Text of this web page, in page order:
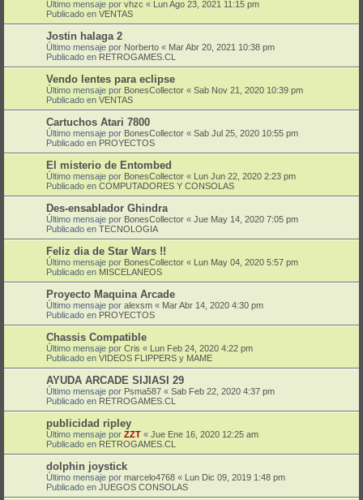
Último mensaje por vhzc « Lun Ago 23, 2021 11:15 pm
Publicado en VENTAS
Jostin halaga 2
Último mensaje por Norberto « Mar Abr 20, 2021 10:38 pm
Publicado en RETROGAMES.CL
Vendo lentes para eclipse
Último mensaje por BonesCollector « Sab Nov 21, 2020 10:39 pm
Publicado en VENTAS
Cartuchos Atari 7800
Último mensaje por BonesCollector « Sab Jul 25, 2020 10:55 pm
Publicado en PROYECTOS
El misterio de Entombed
Último mensaje por BonesCollector « Lun Jun 22, 2020 2:23 pm
Publicado en COMPUTADORES Y CONSOLAS
Des-ensablador Ghindra
Último mensaje por BonesCollector « Jue May 14, 2020 7:05 pm
Publicado en TECNOLOGIA
Feliz dia de Star Wars !!
Último mensaje por BonesCollector « Lun May 04, 2020 5:57 pm
Publicado en MISCELANEOS
Proyecto Maquina Arcade
Último mensaje por alexsm « Mar Abr 14, 2020 4:30 pm
Publicado en PROYECTOS
Chassis Compatible
Último mensaje por Cris « Lun Feb 24, 2020 4:22 pm
Publicado en VIDEOS FLIPPERS y MAME
AYUDA ARCADE SIJIASI 29
Último mensaje por Psma587 « Sab Feb 22, 2020 4:37 pm
Publicado en RETROGAMES.CL
publicidad ripley
Último mensaje por ZZT « Jue Ene 16, 2020 12:25 am
Publicado en RETROGAMES.CL
dolphin joystick
Último mensaje por marcelo4768 « Lun Dic 09, 2019 1:48 pm
Publicado en JUEGOS CONSOLAS